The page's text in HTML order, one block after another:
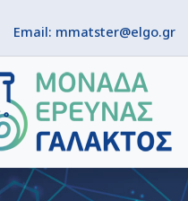
Email: mmatster@elgo.gr